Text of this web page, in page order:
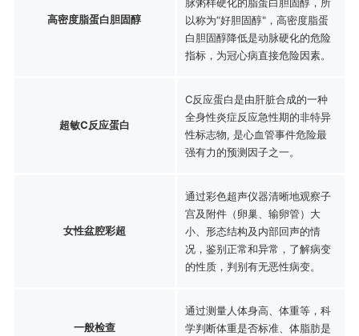
高密度脂蛋白胆固醇
以称为“好胆固醇"，高密度脂蛋
白胆固醇降低是动脉硬化的危险
指标，为冠心病直接危险因素。
超敏C反应蛋白
C反应蛋白是由肝脏合成的一种
全身性炎症反应急性期的非特异
性标志物, 是心血管事件危险最
强有力的预测因子之一。
女性盆腔彩超
通过彩色超声仪器清晰地观察子
宫及附件（卵巢、输卵管）大
小、形态结构及内部回声的情
况，鉴别正常和异常，了解病变
的性质，判别有无恶性病变。
一般检查
通过测量人体身高、体重等，科
学判断体重是否标准、体脂肪是